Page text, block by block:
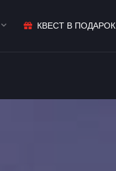
КВЕСТ В ПОДАРОК